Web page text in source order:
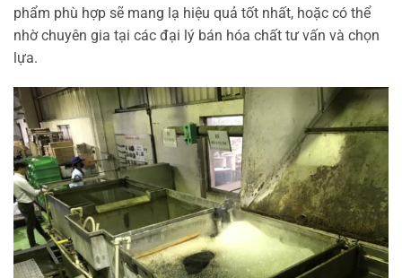
phẩm phù hợp sẽ mang lạ hiệu quả tốt nhất, hoặc có thể
nhờ chuyên gia tại các đại lý bán hóa chất tư vấn và chọn
lựa.